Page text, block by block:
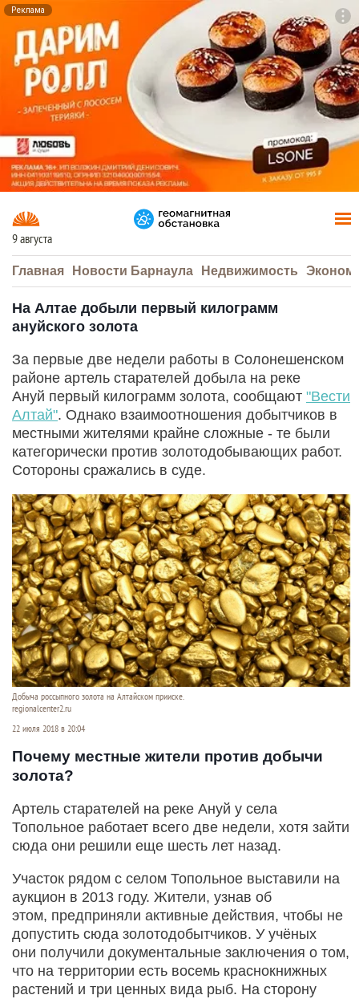
Реклама
9 августа
Главная Новости Барнаула Недвижимость
На Алтае добыли первый килограмм
ануйского золота
За первые две недели работы в Солонешенском
районе артель старателей добыла на реке
Ануй первый килограмм золота, сообщают "Вести
Алтай". Однако взаимоотношения добытчиков в
местными жителями крайне сложные - те были
категорически против золотодобывающих работ.
Сотороны сражались в суде.
Добыча россыпного золота на Алтайском прииске.
regionalcenter2.ru
22 июля 2018 в 20:04
Почему местные жители против добычи
золота?
Артель старателей на реке Ануй у села
Топольное работает всего две недели, хотя зайти
сюда они решили еще шесть лет назад.
Участок рядом с селом Топольное выставили на
аукцион в 2013 году. Жители, узнав об
этом, предприняли активные действия, чтобы не
допустить сюда золотодобытчиков. У учёных
они получили документальные заключения о том,
что на территории есть восемь краснокнижных
растений и три ценных вида рыб. На сторону